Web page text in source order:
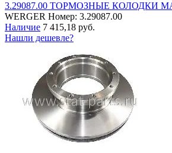
3.29087.00 ТОРМОЗНЫЕ КОЛОДКИ
WERGER Номер: 3.29087.00
Наличие 7 415,18 руб.
Нашли дешевле?